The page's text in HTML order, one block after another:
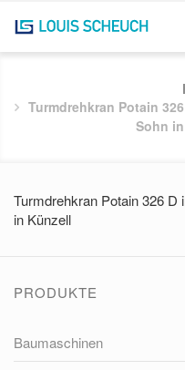
Turmdrehkran Potain
Sohn
Turmdrehkran Potain 326
in Künzell
PRODUKTE
Baumaschinen